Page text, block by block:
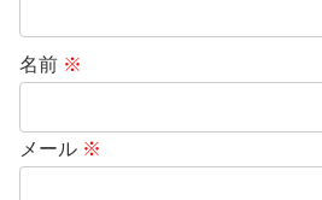
名前 ※
メール ※